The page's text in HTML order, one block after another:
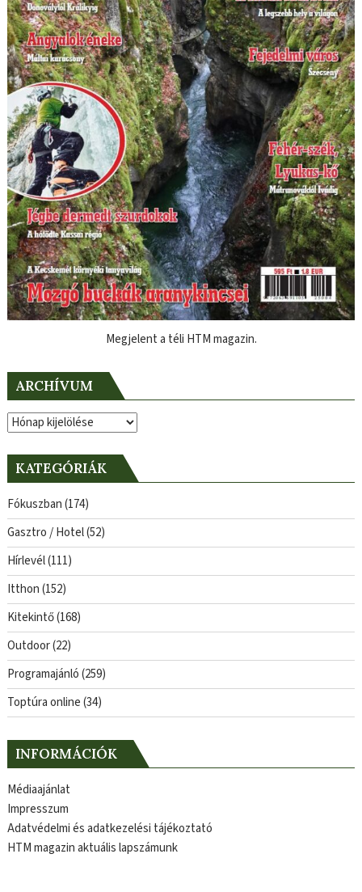
Megjelent a téli HTM magazin.
ARCHÍVUM
Archívum
KATEGÓRIÁK
Fókuszban(174)
Gasztro / Hotel(52)
Hírlevél(111)
Itthon(152)
Kitekintő(168)
Outdoor(22)
Programajánló(259)
Toptúra online(34)
INFORMÁCIÓK
Médiaajánlat
Impresszum
Adatvédelmi és adatkezelési tájékoztató
HTM magazin aktuális lapszámunk